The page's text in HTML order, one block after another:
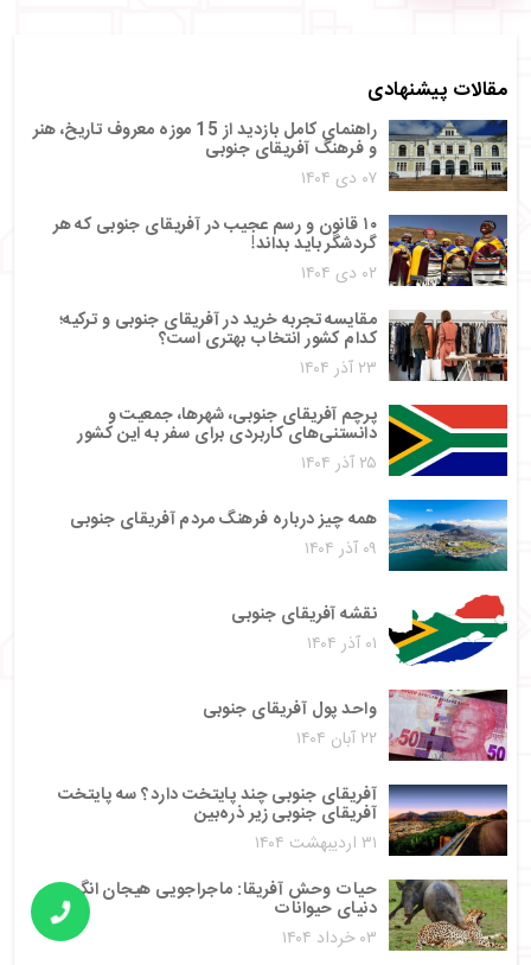
مقالات پیشنهادی
راهنمای کامل بازدید از 15 موزه معروف تاریخ، هنر
و فرهنگ آفریقای جنوبی
۰۷ دی ۱۴۰۴
۱۰ قانون و رسم عجیب در آفریقای جنوبی که هر
گردشگر باید بداند!
۰۲ دی ۱۴۰۴
مقایسه تجربه خرید در آفریقای جنوبی و ترکیه؛
کدام کشور انتخاب بهتری است؟
۲۳ آذر ۱۴۰۴
پرچم آفریقای جنوبی، شهرها، جمعیت و
دانستنی‌های کاربردی برای سفر به این کشور
۲۵ آذر ۱۴۰۴
همه چیز درباره فرهنگ مردم آفریقای جنوبی
۰۹ آذر ۱۴۰۴
نقشه آفریقای جنوبی
۰۱ آذر ۱۴۰۴
واحد پول آفریقای جنوبی
۲۲ آبان ۱۴۰۴
آفریقای جنوبی چند پایتخت دارد؟ سه پایتخت
آفریقای جنوبی زیر ذره‌بین
۳۱ اردیبهشت ۱۴۰۴
حیات وحش آفریقا: ماجراجویی هیجان انگیز در
دنیای حیوانات
۰۳ خرداد ۱۴۰۴